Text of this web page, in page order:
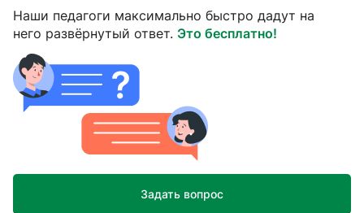
Наши педагоги максимально быстро дадут на
него развёрнутый ответ. Это бесплатно!
Задать вопрос